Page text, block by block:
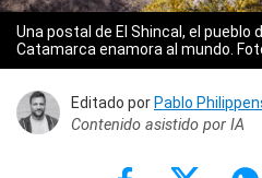
Una postal de El Shincal, el pueblo
Catamarca enamora al mundo.
Editado por Pablo
Contenido asistido por IA